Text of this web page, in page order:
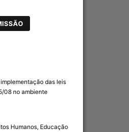
das leis
08 no ambiente
Humanos, Educação